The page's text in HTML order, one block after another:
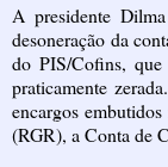
A presidente
desoneração da
do PIS/Cofins, que
praticamente
encargos
(RGR), a Conta de